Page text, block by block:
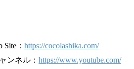
： https://cocolashika.com/
ンネル： https://www.youtube.com/